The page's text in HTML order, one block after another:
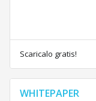
Scaricalo gratis!
WHITEPAPER